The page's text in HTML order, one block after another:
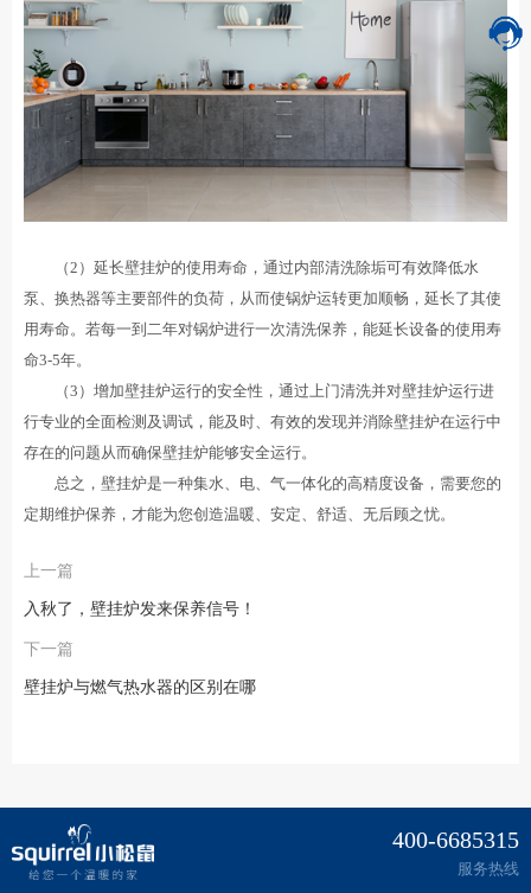
（2）延长壁挂炉的使用寿命，通过内部清洗除垢可有效降低水
泵、换热器等主要部件的负荷，从而使锅炉运转更加顺畅，延长了其使
用寿命。若每一到二年对锅炉进行一次清洗保养，能延长设备的使用寿
命3-5年。
（3）增加壁挂炉运行的安全性，通过上门清洗并对壁挂炉运行进
行专业的全面检测及调试，能及时、有效的发现并消除壁挂炉在运行中
存在的问题从而确保壁挂炉能够安全运行。
总之，壁挂炉是一种集水、电、气一体化的高精度设备，需要您的
定期维护保养，才能为您创造温暖、安定、舒适、无后顾之忧。
上一篇
入秋了，壁挂炉发来保养信号！
下一篇
壁挂炉与燃气热水器的区别在哪
400-6685315
服务热线